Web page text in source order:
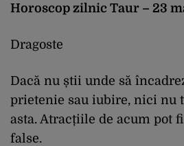
Horoscop zilnic Taur – 23
Dragoste
Dacă nu știi unde să
prietenie sau iubire, nici nu
asta. Atracțiile de acum pot
false.